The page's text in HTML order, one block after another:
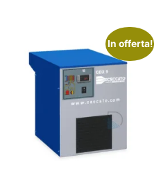
In offerta!